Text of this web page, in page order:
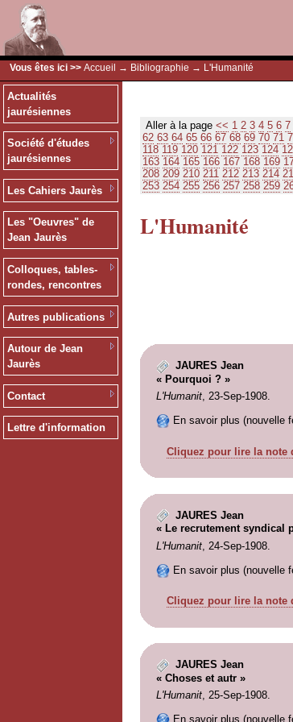
Vous êtes ici >> Accueil → Bibliographie → L'Humanité
Actualités
jaurésiennes
Société d'études
jaurésiennes
Les Cahiers Jaurès
Les "Oeuvres" de
Jean Jaurès
Colloques, tables-
rondes, rencontres
Autres publications
Autour de Jean
Jaurès
Contact
Lettre d'information
Aller à la page << 1 2 3 4 5 6 7
62 63 64 65 66 67 68 69 70 71
118 119 120 121 122 123 124
163 164 165 166 167 168 169
208 209 210 211 212 213 214
253 254 255 256 257 258 259
L'Humanité
JAURES Jean
« Pourquoi ? »
L'Humanit, 23-Sep-1908.
En savoir plus (nouvelle
Cliquez pour lire la note
JAURES Jean
« Le recrutement syndical
L'Humanit, 24-Sep-1908.
En savoir plus (nouvelle
Cliquez pour lire la note
JAURES Jean
« Choses et autr »
L'Humanit, 25-Sep-1908.
En savoir plus (nouvelle